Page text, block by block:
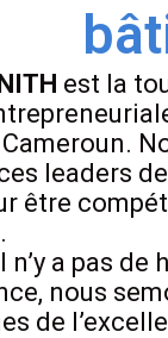
est la
leaders
être
a pas de
nous
de